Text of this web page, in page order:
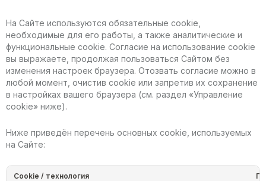
На Сайте используются обязательные cookie,
необходимые для его работы, а также аналитические и
функциональные cookie. Согласие на использование cookie
вы выражаете, продолжая пользоваться Сайтом без
изменения настроек браузера. Отозвать согласие можно в
любой момент, очистив cookie или запретив их сохранение
в настройках вашего браузера (см. раздел «Управление
cookie» ниже).
Ниже приведён перечень основных cookie, используемых
на Сайте:
Cookie / технология